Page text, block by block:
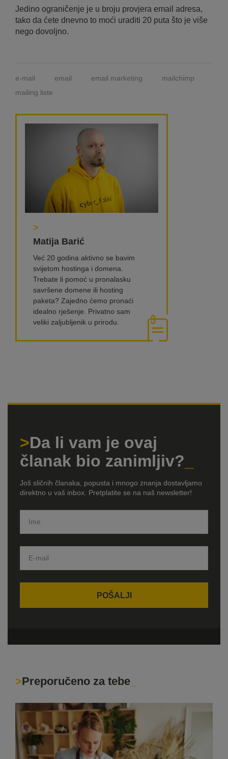
Jedino ograničenje je u broju provjera email adresa,
tako da ćete dnevno to moći uraditi 20 puta što je više
nego dovoljno.
e-mail email email marketing
mailchimp
mailing liste
>
Matija Barić
Već 20 godina aktivno se bavim
svijetom hostinga i domena.
Trebate li pomoć u pronalasku
savršene domene ili hosting
paketa? Zajedno ćemo pronaći
idealno rješenje. Privatno sam
veliki zaljubljenik u prirodu.
Da li vam je ovaj
članak bio zanimljiv?
Još sličnih članaka, popusta i mnogo znanja dostavljamo
direktno u vaš inbox. Pretplatite se na naš newsletter!
Preporučeno za tebe